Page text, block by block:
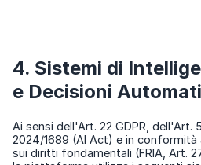
4. Sistemi di
e Decisioni
Ai sensi dell'Art. 22 GDPR, dell'Art.
2024/1689 (AI Act) e in
sui diritti fondamentali (FRIA, Art.